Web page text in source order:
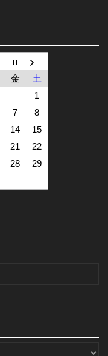
金
土
1
7
8
14
15
21
22
28
29